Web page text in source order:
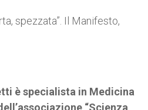
spezzata”. Il Manifesto,
è specialista in Medicina
“Scienza